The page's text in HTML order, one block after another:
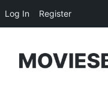
Log In Register